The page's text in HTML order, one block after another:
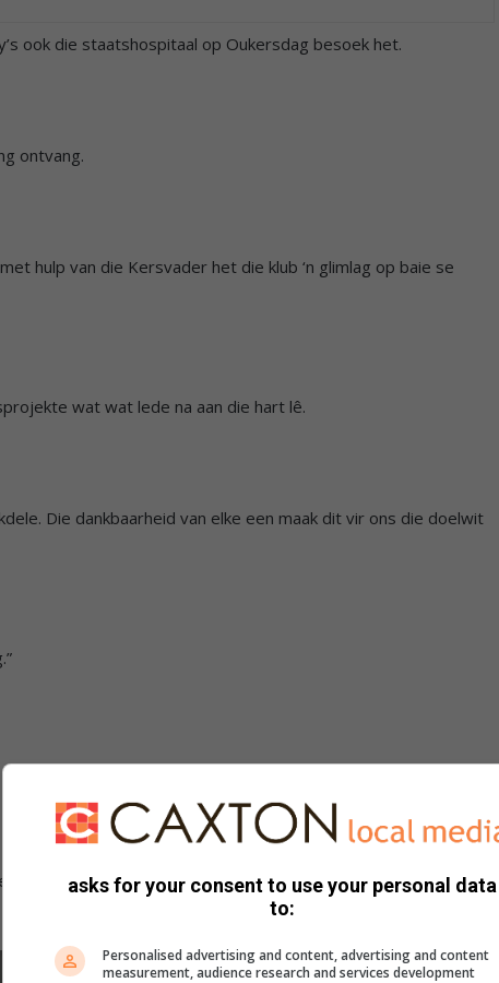
ook die staatshospitaal op Oukersdag besoek het.
ontvang.
hulp van die Kersvader het die klub ‘n glimlag op baie se
wat wat lede na aan die hart lê.
Die dankbaarheid van elke een maak dit vir ons die doelwit
babas en die vrouesaal het ontvang het sagte speelgoed
asks for your consent to use your personal data
to:
Personalised advertising and content, advertising and content
measurement, audience research and services development